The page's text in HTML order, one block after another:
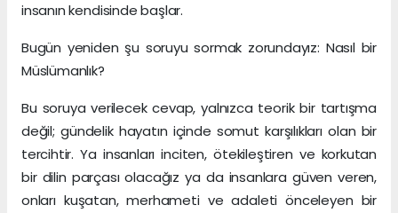
insanın kendisinde başlar.
Bugün yeniden şu soruyu sormak zorundayız: Nasıl bir
Müslümanlık?
Bu soruya verilecek cevap, yalnızca teorik bir tartışma
değil; gündelik hayatın içinde somut karşılıkları olan bir
tercihtir. Ya insanları inciten, ötekileştiren ve korkutan
bir dilin parçası olacağız ya da insanlara güven veren,
onları kuşatan, merhameti ve adaleti önceleyen bir